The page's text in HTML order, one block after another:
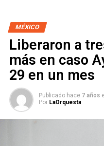
MÉXICO
Liberaron a
más en caso
29 en un mes
Publicado hace 7 años
Por LaOrquesta